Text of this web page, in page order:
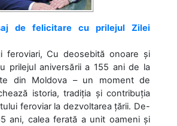
de felicitare cu prilejul Zilei
feroviari, Cu deosebită onoare și
prilejul aniversării a 155 ani de la
din Moldova – un moment de
istoria, tradiția și contribuția
feroviar la dezvoltarea țării. De-
ani, calea ferată a unit oameni și